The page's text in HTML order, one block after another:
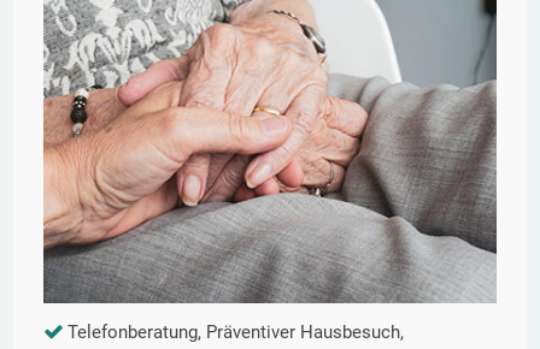
Telefonberatung, Präventiver Hausbesuch,